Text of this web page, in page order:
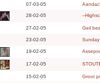
07-03-05
28-02-05 --
27-02-05 Geil
23-02-05 Sunday
19-02-05
17-02-05
15-02-05 Groot